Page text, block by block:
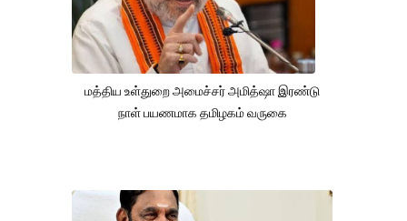
மத்திய உள்துறை அமைச்சர் அமித்ஷா இரண்டு
நாள் பயணமாக தமிழகம் வருகை